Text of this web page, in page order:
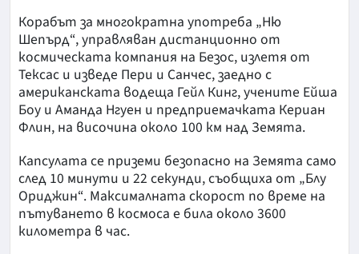
Корабът за многократна употреба „Ню
Шепърд“, управляван дистанционно от
космическата компания на Безос, излетя от
Тексас и изведе Пери и Санчес, заедно с
американската водеща Гейл Кинг, учените Ейша
Боу и Аманда Нгуен и предприемачката Кериан
Флин, на височина около 100 км над Земята.
Капсулата се приземи безопасно на Земята само
след 10 минути и 22 секунди, съобщиха от „Блу
Ориджин“. Максималната скорост по време на
пътуването в космоса е била около 3600
километра в час.